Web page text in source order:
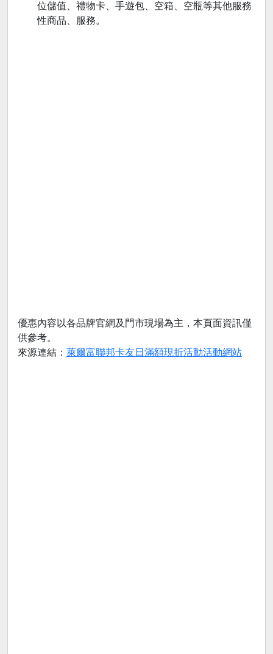
位儲值、禮物卡、手遊包、空箱、空瓶等其他服務
性商品、服務。
優惠內容以各品牌官網及門市現場為主，本頁面資訊僅
供參考。
來源連結： 萊爾富聯邦卡友日滿額現折活動活動網站